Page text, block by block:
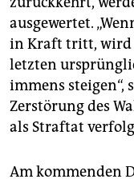
ausgewertet.
in Kraft tritt, wird
letzten
immens steigen“,
Zerstörung des
als Straftat
Am kommenden